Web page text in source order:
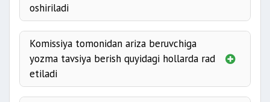
oshiriladi
Komissiya tomonidan ariza beruvchiga
yozma tavsiya berish quyidagi hollarda rad
etiladi
6-bandida